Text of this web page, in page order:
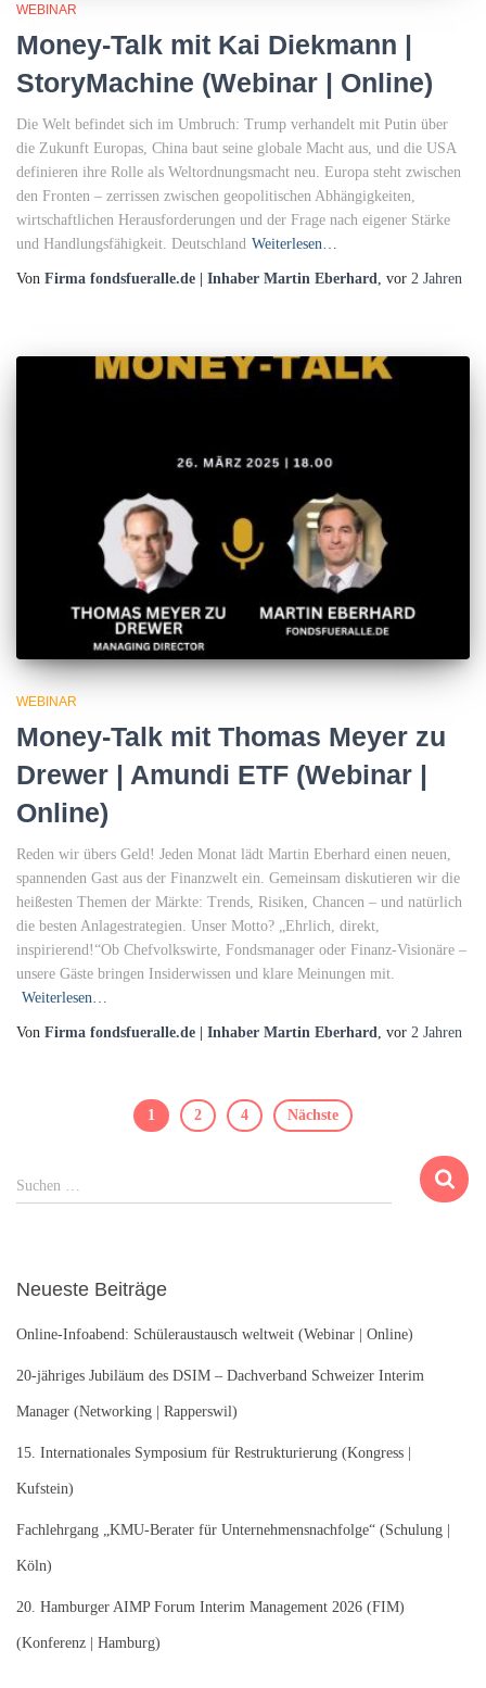
WEBINAR
Money-Talk mit Kai Diekmann |
StoryMachine (Webinar | Online)
Die Welt befindet sich im Umbruch: Trump verhandelt mit Putin über
die Zukunft Europas, China baut seine globale Macht aus, und die USA
definieren ihre Rolle als Weltordnungsmacht neu. Europa steht zwischen
den Fronten – zerrissen zwischen geopolitischen Abhängigkeiten,
wirtschaftlichen Herausforderungen und der Frage nach eigener Stärke
und Handlungsfähigkeit. Deutschland Weiterlesen…
Von Firma fondsfueralle.de | Inhaber Martin Eberhard , vor 2 Jahren
WEBINAR
Money-Talk mit Thomas Meyer zu
Drewer | Amundi ETF (Webinar |
Online)
Reden wir übers Geld! Jeden Monat lädt Martin Eberhard einen neuen,
spannenden Gast aus der Finanzwelt ein. Gemeinsam diskutieren wir die
heißesten Themen der Märkte: Trends, Risiken, Chancen – und natürlich
die besten Anlagestrategien. Unser Motto? „Ehrlich, direkt,
inspirierend!“Ob Chefvolkswirte, Fondsmanager oder Finanz-Visionäre –
unsere Gäste bringen Insiderwissen und klare Meinungen mit.
Weiterlesen…
Von Firma fondsfueralle.de | Inhaber Martin Eberhard , vor 2 Jahren
Beitragsnavigation
1 2 4 Nächste
u
n
a
c
:
Suchen …
Neueste Beiträge
Online-Infoabend: Schüleraustausch weltweit (Webinar | Online)
20-jähriges Jubiläum des DSIM – Dachverband Schweizer Interim
Manager (Networking | Rapperswil)
15. Internationales Symposium für Restrukturierung (Kongress |
Kufstein)
Fachlehrgang „KMU-Berater für Unternehmensnachfolge“ (Schulung |
Köln)
20. Hamburger AIMP Forum Interim Management 2026 (FIM)
(Konferenz | Hamburg)